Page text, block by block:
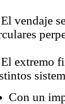
El vendaje
El extremo
Con un